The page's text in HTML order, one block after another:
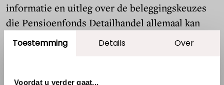
Toestemming Details Over
Voordat u verder gaat...
informatie en uitleg over de beleggingskeuzes
die Pensioenfonds Detailhandel allemaal kan
maken voor een goed pensioen.
wisselen én hardop zeggen welke